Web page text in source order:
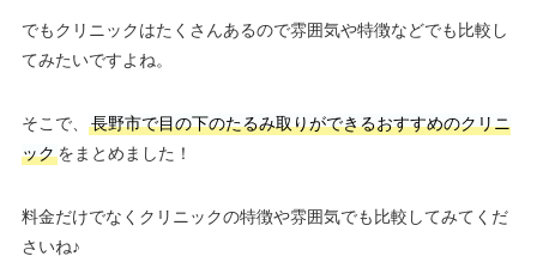
でもクリニックはたくさんあるので雰囲気や特徴などでも比較し
てみたいですよね。
そこで、
長野市で目の下のたるみ取りができるおすすめのクリニ
ックをまとめました！
料金だけでなくクリニックの特徴や雰囲気でも比較してみてくだ
さいね♪